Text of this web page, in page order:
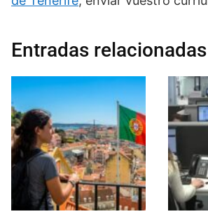
Entradas relacionadas